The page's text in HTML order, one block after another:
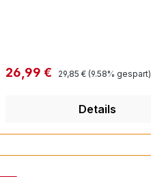
Verkaufspreis:
26,99 € Regulärer Preis:
29,85 € (9.58% gespart)
Details